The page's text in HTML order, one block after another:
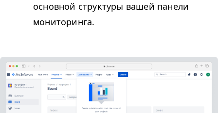
основной структуры вашей панели
мониторинга.